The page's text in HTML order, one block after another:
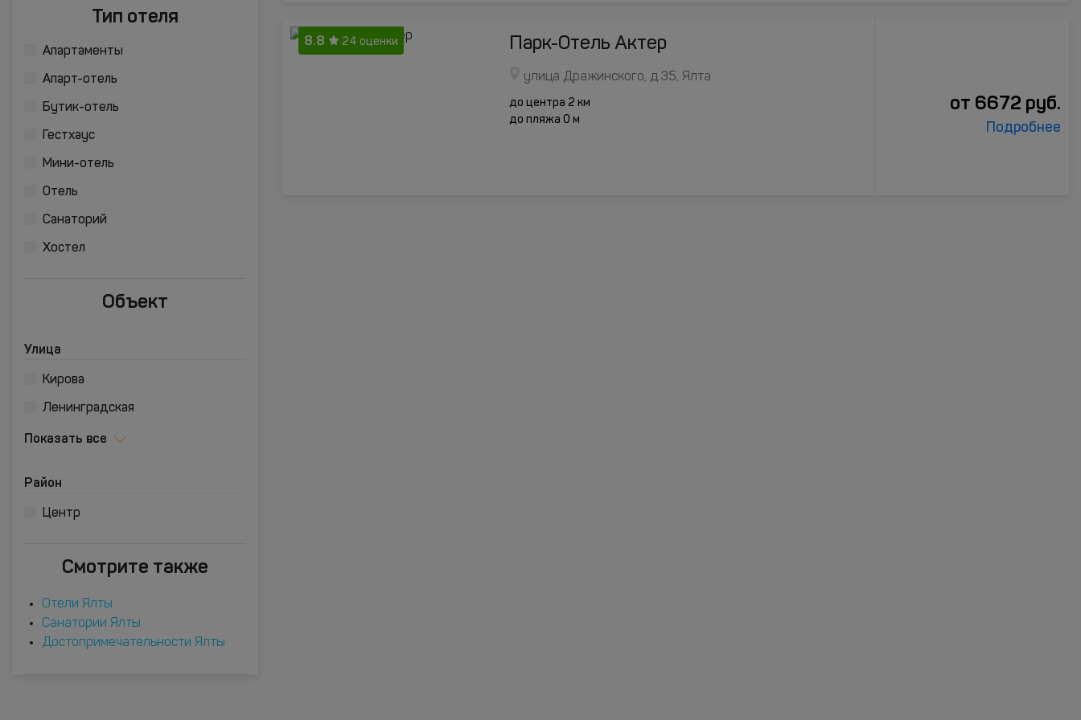
Тип отеля
Апартаменты
Апарт-отель
Бутик-отель
Гестхаус
Мини-отель
Отель
Санаторий
Хостел
Объект
Улица
Кирова
Ленинградская
Показать все
Район
Центр
Смотрите также
Отели Ялты
Санатории Ялты
Достопримечательности Ялты
8.8 24 оценки Парк-Отель Актер
улица Дражинского, д.35, Ялта
до центра 2 км
до пляжа 0 м
от 6672 руб.
Подробнее